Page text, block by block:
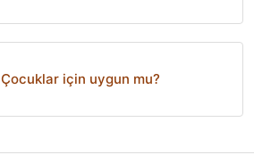
Çocuklar için uygun mu?